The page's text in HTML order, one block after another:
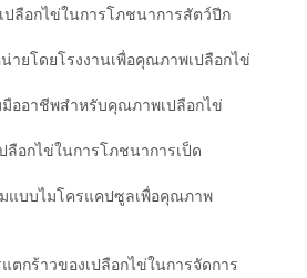
ลือกไข่ในการโภชนาการสัตว์ปีก
ายโดยโรงงานเพื่อคุณภาพเปลือกไข่
ออาชีพสำหรับคุณภาพเปลือกไข่
อกไข่ในการโภชนาการเป็ด
แบบไมโครแคปซูลเพื่อคุณภาพ
ตกร้าวของเปลือกไข่ในการจัดการ